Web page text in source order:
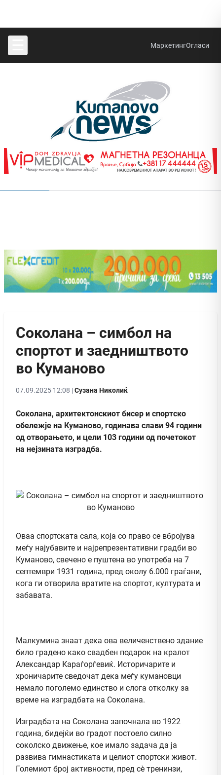
МаркетингОгласи
Соколана – симбол на
спортот и заедништвото
во Куманово
07.09.2025 12:08 |Сузана Николиќ
Соколана, архитектонскиот бисер и спортско
обележје на Куманово, годинава слави 94 години
од отворањето, и цели 103 години од почетокот
на нејзината изградба.
Оваа спортската сала, која со право се вбројува
меѓу најубавите и најрепрезентативни градби во
Куманово, свечено е пуштена во употреба на 7
септември 1931 година, пред околу 6.000 граѓани,
кога ги отворила вратите на спортот, културата и
забавата.
Малкумина знаат дека ова величенствено здание
било градено како свадбен подарок на кралот
Александар Караѓорѓевиќ. Историчарите и
хроничарите сведочат дека меѓу кумановци
немало поголемо единство и слога отколку за
време на изградбата на Соколана.
Изградбата на Соколана започнала во 1922
година, бидејќи во градот постоело силно
соколско движење, кое имало задача да ја
развива гимнастиката и целиот спортски живот.
Големиот број активности, пред сè тренинзи,